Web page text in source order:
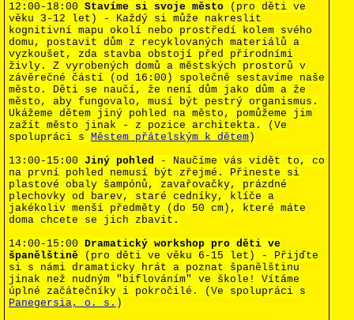
12:00-18:00 Stavíme si svoje město (pro děti ve
věku 3-12 let) - Každý si může nakreslit
kognitivní mapu okolí nebo prostředí kolem svého
domu, postavit dům z recyklovaných materiálů a
vyzkoušet, zda stavba obstojí před přírodními
živly. Z vyrobených domů a městských prostorů v
závěrečné částí (od 16:00) společně sestavíme naše
město. Děti se naučí, že není dům jako dům a že
město, aby fungovalo, musí být pestrý organismus.
Ukážeme dětem jiný pohled na město, pomůžeme jim
zažít město jinak - z pozice architekta. (Ve
spolupráci s Městem přátelským k dětem )
13:00-15:00 Jiný pohled
- Naučíme vás vidět to, co
na první pohled nemusí být zřejmé. Přineste si
plastové obaly šampónů, zavařovačky, prázdné
plechovky od barev, staré cedníky, klíče a
jakékoliv menší předměty (do 50 cm), které máte
doma chcete se jich zbavit.
14:00-15:00 Dramatický workshop pro děti ve
španělštině
(pro děti ve věku 6-15 let) - Přijďte
si s námi dramaticky hrát a poznat španělštinu
jinak než nudným "biflováním" ve škole! Vítáme
úplné začátečníky i pokročilé. (Ve spolupráci s
Panegersia, o. s. )